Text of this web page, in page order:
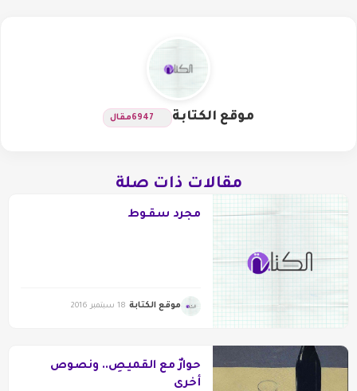
موقع الكتابة 6947مقال
مقالات ذات صلة
مجرد سقـوط
موقع الكتابة 18 سبتمبر 2016
حوارٌ مع القميصِ.. ونصوص
أخرى